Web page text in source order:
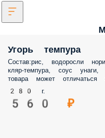
Угорь темпура
Состав:рис, водоросли
кляр-темпура, соус
товара может
280 г.
560 ₽